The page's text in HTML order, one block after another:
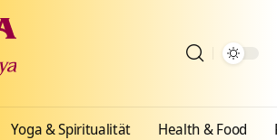
Yoga & Spiritualität Health & Food